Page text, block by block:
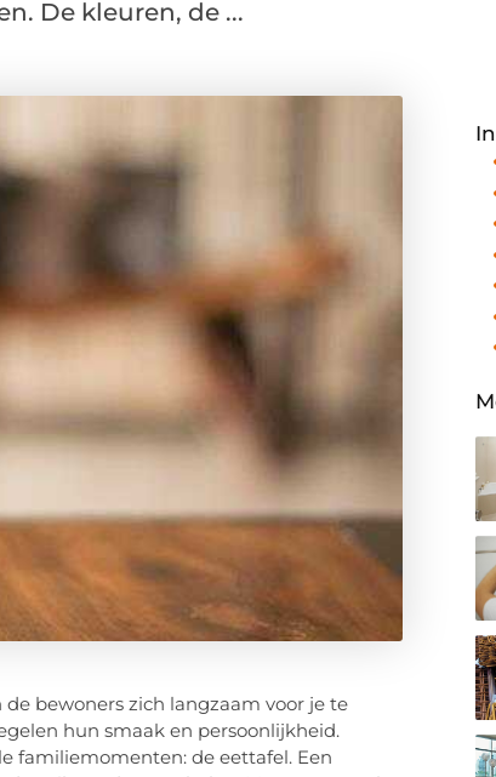
De kleuren, de ...
bewoners zich langzaam voor je te
hun smaak en persoonlijkheid.
familiemomenten: de eettafel. Een